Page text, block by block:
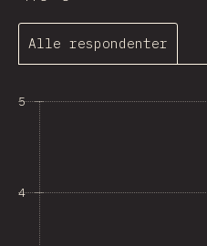
Alle respondenter
4
5